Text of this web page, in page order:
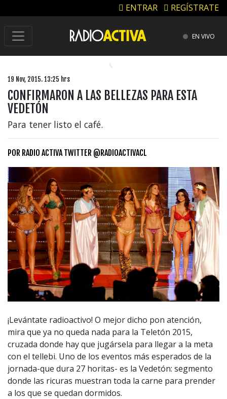
ENTRAR REGÍSTRATE
EN VIVO
19 Nov, 2015. 13:25 hrs
CONFIRMARON A LAS BELLEZAS PARA ESTA
VEDETÓN
Para tener listo el café.
POR RADIO ACTIVA TWITTER @RADIOACTIVACL
¡Levántate radioactivo! O mejor dicho pon atención,
mira que ya no queda nada para la Teletón 2015,
cruzada donde hay que jugársela para llegar a la meta
con el tellebi. Uno de los eventos más esperados de la
jornada-que dura 27 horitas- es la Vedetón: segmento
donde las ricuras muestran toda la carne para prender
a los que se quedan dormidos.